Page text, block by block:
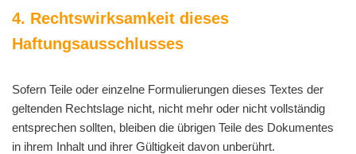
4. Rechtswirksamkeit dieses
Haftungsausschlusses
Sofern Teile oder einzelne Formulierungen dieses Textes der
geltenden Rechtslage nicht, nicht mehr oder nicht vollständig
entsprechen sollten, bleiben die übrigen Teile des Dokumentes
in ihrem Inhalt und ihrer Gültigkeit davon unberührt.